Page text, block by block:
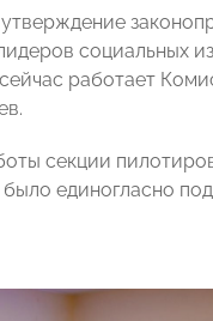
социальных
работает
секции
единогласно